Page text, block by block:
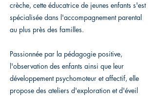
crèche, cette éducatrice de jeunes enfants s'est
spécialisée dans l'accompagnement parental
au plus près des familles.
Passionnée par la pédagogie positive,
l'observation des enfants ainsi que leur
développement psychomoteur et affectif, elle
propose des ateliers d'exploration et d'éveil